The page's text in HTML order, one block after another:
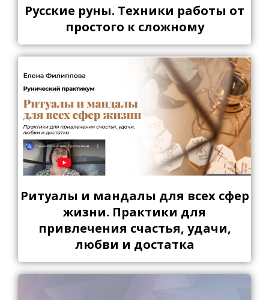
Русские руны. Техники работы от
простого к сложному
Ритуалы и мандалы для всех сфер
жизни. Практики для
привлечения счастья, удачи,
любви и достатка